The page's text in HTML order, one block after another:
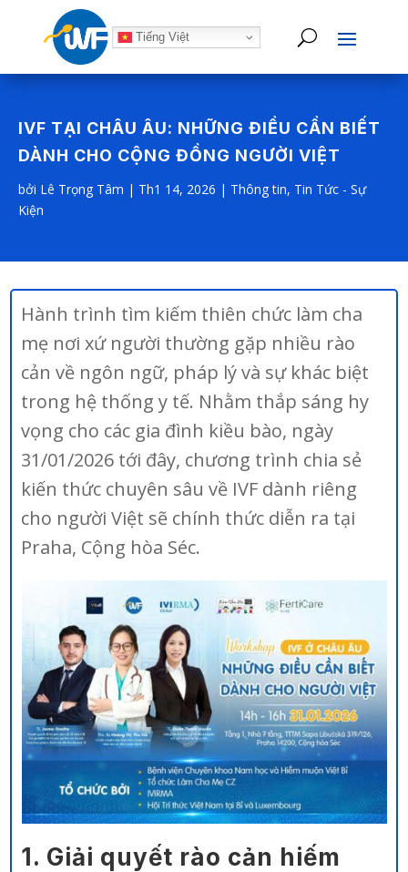
Tiếng Việt
IVF TẠI CHÂU ÂU: NHỮNG ĐIỀU CẦN BIẾT
DÀNH CHO CỘNG ĐỒNG NGƯỜI VIỆT
bởi Lê Trọng Tâm | Th1 14, 2026 | Thông tin, Tin Tức - Sự
Kiện
Hành trình tìm kiếm thiên chức làm cha
mẹ nơi xứ người thường gặp nhiều rào
cản về ngôn ngữ, pháp lý và sự khác biệt
trong hệ thống y tế. Nhằm thắp sáng hy
vọng cho các gia đình kiều bào, ngày
31/01/2026 tới đây, chương trình chia sẻ
kiến thức chuyên sâu về IVF dành riêng
cho người Việt sẽ chính thức diễn ra tại
Praha, Cộng hòa Séc.
1. Giải quyết rào cản hiếm